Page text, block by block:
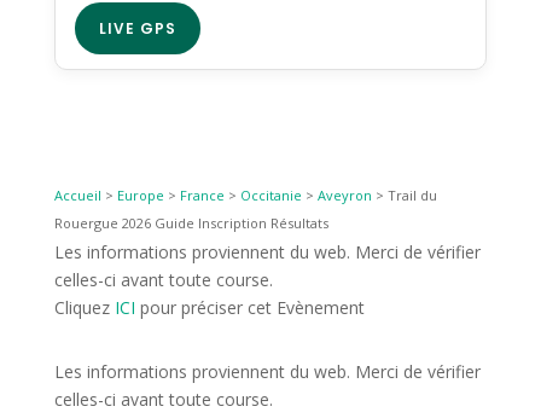
LIVE GPS
Accueil > Europe > France > Occitanie > Aveyron > Trail du
Rouergue 2026 Guide Inscription Résultats
Les informations proviennent du web. Merci de vérifier
celles-ci avant toute course.
Cliquez ICI pour préciser cet Evènement
Les informations proviennent du web. Merci de vérifier
celles-ci avant toute course.